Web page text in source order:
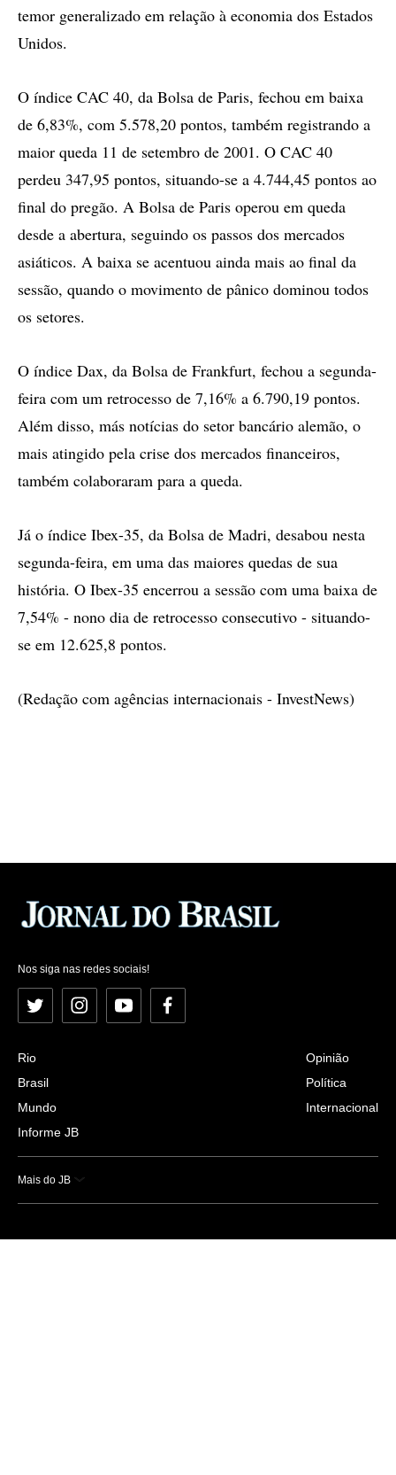
temor generalizado em relação à economia dos Estados
Unidos.
O índice CAC 40, da Bolsa de Paris, fechou em baixa
de 6,83%, com 5.578,20 pontos, também registrando a
maior queda 11 de setembro de 2001. O CAC 40
perdeu 347,95 pontos, situando-se a 4.744,45 pontos ao
final do pregão. A Bolsa de Paris operou em queda
desde a abertura, seguindo os passos dos mercados
asiáticos. A baixa se acentuou ainda mais ao final da
sessão, quando o movimento de pânico dominou todos
os setores.
O índice Dax, da Bolsa de Frankfurt, fechou a segunda-
feira com um retrocesso de 7,16% a 6.790,19 pontos.
Além disso, más notícias do setor bancário alemão, o
mais atingido pela crise dos mercados financeiros,
também colaboraram para a queda.
Já o índice Ibex-35, da Bolsa de Madri, desabou nesta
segunda-feira, em uma das maiores quedas de sua
história. O Ibex-35 encerrou a sessão com uma baixa de
7,54% - nono dia de retrocesso consecutivo - situando-
se em 12.625,8 pontos.
(Redação com agências internacionais - InvestNews)
Nos siga nas redes sociais!
Twitter InstagramYouTubeFacebook
Rio
Brasil
Mundo
Informe JB
Opinião
Política
Internacional
Mais do JB
Esportes